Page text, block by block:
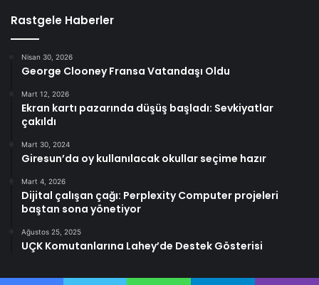
Rastgele Haberler
Nisan 30, 2026
George Clooney Fransa Vatandaşı Oldu
Mart 12, 2026
Ekran kartı pazarında düşüş başladı: Sevkiyatlar
çakıldı
Mart 30, 2024
Giresun’da oy kullanılacak okullar seçime hazır
Mart 4, 2026
Dijital çalışan çağı: Perplexity Computer projeleri
baştan sona yönetiyor
Ağustos 25, 2025
UÇK Komutanlarına Lahey’de Destek Gösterisi